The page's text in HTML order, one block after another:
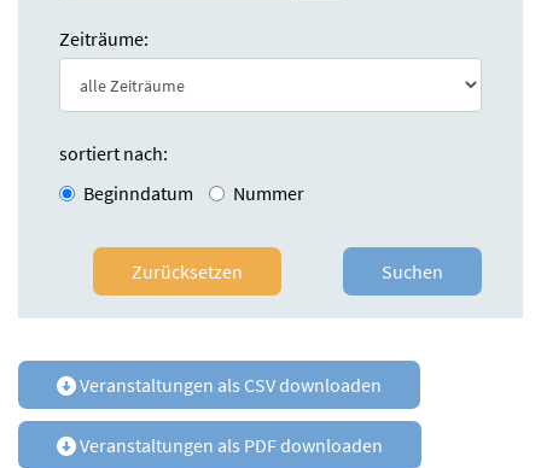
Zeiträume:
sortiert nach:
Beginndatum
Nummer
Zurücksetzen Suchen
Veranstaltungen als CSV downloaden
Veranstaltungen als PDF downloaden